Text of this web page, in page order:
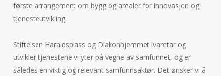
første arrangement om bygg og arealer for innovasjon og
tjenesteutvikling.
Stiftelsen Haraldsplass og Diakonhjemmet ivaretar og
utvikler tjenestene vi yter på vegne av samfunnet, og er
således en viktig og relevant samfunnsaktør. Det ønsker vi å